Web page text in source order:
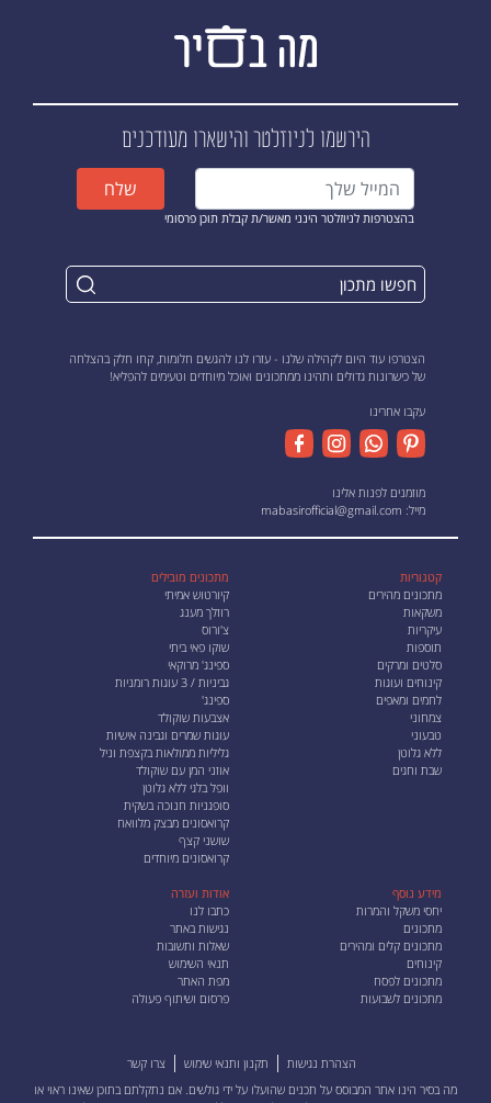
הירשמו לניוזלטרוהישארו מעודכנים
בהצטרפות לניוזלטר הינני מאשר/ת קבלת תוכן פרסומי
שלח
הצטרפו עוד היום לקהילה שלנו - עזרו לנו להגשים חלומות, קחו חלק בהצלחה
של כישרונות גדולים ותהינו ממתכונים ואוכל מיוחדים וטעימים להפליא!
עקבו אחרינו
מוזמנים לפנות אלינו
מייל: mabasirofficial@gmail.com
קטגוריות
מתכונים מהירים
משקאות
עיקריות
תוספות
סלטים ומרקים
קינוחים ועוגות
לחמים ומאפים
צמחוני
טבעוני
ללא גלוטן
שבת וחגים
מתכונים מובילים
קיורטוש אמיתי
רוזלך מענג
צ'ורוס
שוקו פאי ביתי
ספינג' מרוקאי
גביניות / 3 עוגות רומניות
ספינג'
אצבעות שוקולד
עוגות שמרים וגבינה אישיות
גליליות ממולאות בקצפת וניל
אוזני המן עם שוקולד
וופל בלגי ללא גלוטן
סופגניות חנוכה בשקית
קרואסונים מבצק מלוואח
שושני קצף
קרואסונים מיוחדים
מידע נוסף
יחסי משקל והמרות
מתכונים
מתכונים קלים ומהירים
קינוחים
מתכונים לפסח
מתכונים לשבועות
אודות ועזרה
כתבו לנו
נגישות באתר
שאלות ותשובות
תנאי השימוש
מפת האתר
פרסום ושיתוף פעולה
הצהרת נגישות תקנון ותנאי שימוש
צרו קשר
מה בסיר הינו אתר המבוסס על תכנים שהועלו על ידי גולשים. אם נתקלתם בתוכן שאינו ראוי או